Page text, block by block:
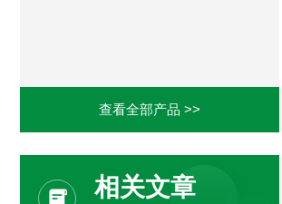
查看全部产品 >>
相关文章